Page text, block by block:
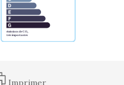
Imprimer